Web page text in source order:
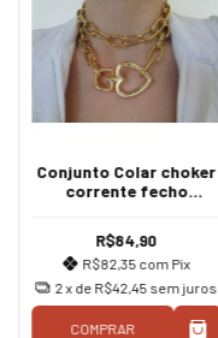
Conjunto Colar choker
corrente fecho
ouro
R$84,90
R$82,35 com Pix
2x de R$42,45 sem juros
COMPRAR